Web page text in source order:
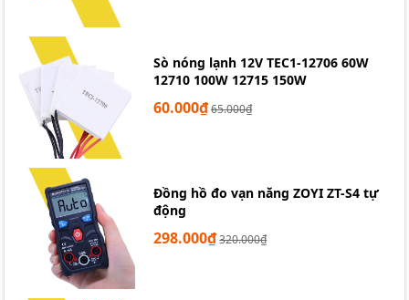
Sò nóng lạnh 12V TEC1-12706 60W
12710 100W 12715 150W
60.000₫65.000₫
Đồng hồ đo vạn năng ZOYI ZT-S4 tự
động
298.000₫320.000₫